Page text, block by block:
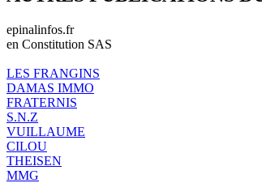
epinalinfos.fr
en Constitution SAS
LES FRANGINS
DAMAS IMMO
FRATERNIS
S.N.Z
VUILLAUME
CILOU
THEISEN
MMG